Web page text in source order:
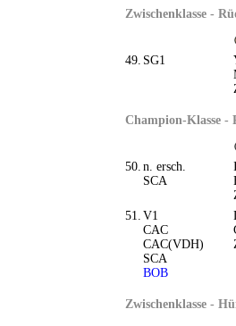
Zwischenklasse -
49. SG1
Champion-Klasse -
50. n. ersch.
SCA
51. V1
CAC
CAC(VDH)
SCA
BOB
Zwischenklasse -